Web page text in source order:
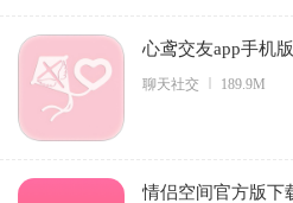
心鸢交友app手机
聊天社交 189.9M
情侣空间官方版下